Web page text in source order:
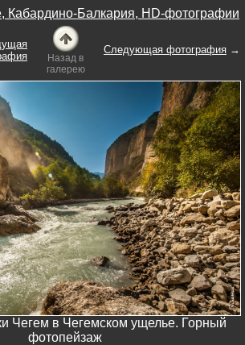
Кабардино-Балкария, HD-фотографии
Назад в
галерею
Следующая фотография →
Чегем в Чегемском ущелье. Горный
фотопейзаж